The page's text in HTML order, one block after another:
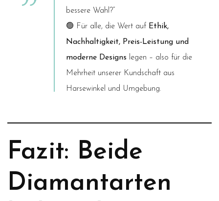
bessere Wahl?“
🟢 Für alle, die Wert auf Ethik,
Nachhaltigkeit, Preis-Leistung und
moderne Designs legen – also für die
Mehrheit unserer Kundschaft aus
Harsewinkel und Umgebung.
Fazit: Beide
Diamantarten